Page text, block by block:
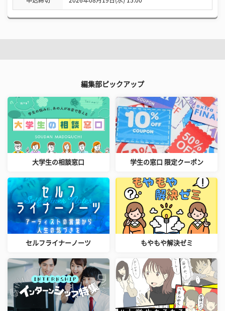
編集部ピックアップ
大学生の相談窓口 学生の窓口 限定クーポン
セルフライナーノーツ もやもや解決ゼミ